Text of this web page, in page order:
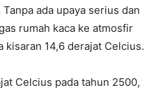
ada upaya serius dan
rumah kaca ke atmosfir
kisaran 14,6 derajat Celcius.
Celcius pada tahun 2500,